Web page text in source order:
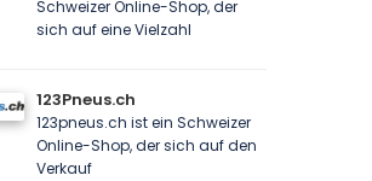
Schweizer Online-Shop, der
sich auf eine Vielzahl
123Pneus.ch
123pneus.ch ist ein Schweizer
Online-Shop, der sich auf den
Verkauf